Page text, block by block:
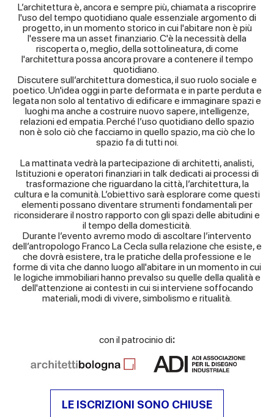
L’architettura è, ancora e sempre più, chiamata a riscoprire
l'uso del tempo quotidiano quale essenziale argomento di
progetto, in un momento storico in cui l'abitare non è più
l'essere ma un asset finanziario. C'è la necessità della
riscoperta o, meglio, della sottolineatura, di come
l'architettura possa ancora provare a contenere il tempo
quotidiano.
Discutere sull’architettura domestica, il suo ruolo sociale e
poetico. Un'idea oggi in parte deformata e in parte perduta e
legata non solo al tentativo di edificare e immaginare spazi e
luoghi ma anche a costruire nuovo sapere, intelligenze,
relazioni ed empatia. Perché l’uso quotidiano dello spazio
non è solo ciò che facciamo in quello spazio, ma ciò che lo
spazio fa di tutti noi.
La mattinata vedrà la partecipazione di architetti, analisti,
Istituzioni e operatori finanziari in talk dedicati ai processi di
trasformazione che riguardano la città, l’architettura, la
cultura e la comunità. L’obiettivo sarà esplorare come questi
elementi possano diventare strumenti fondamentali per
riconsiderare il nostro rapporto con gli spazi delle abitudini e
il tempo della domesticità.
Durante l’evento avremo modo di ascoltare l’intervento
dell’antropologo Franco La Cecla sulla relazione che esiste, e
che dovrà esistere, tra le pratiche della professione e le
forme di vita che danno luogo all'abitare in un momento in cui
le logiche immobiliari hanno prevalso su quelle della qualità e
dell'attenzione ai contesti in cui si interviene soffocando
materiali, modi di vivere, simbolismo e ritualità.
con il patrocinio di:
LE ISCRIZIONI SONO CHIUSE